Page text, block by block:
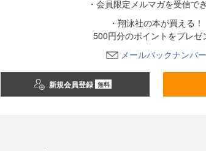
・会員限定メルマガを受信で
・翔泳社の本が買える！
500円分のポイントをプレゼ
メールバックナンバー
新規会員登録 無料